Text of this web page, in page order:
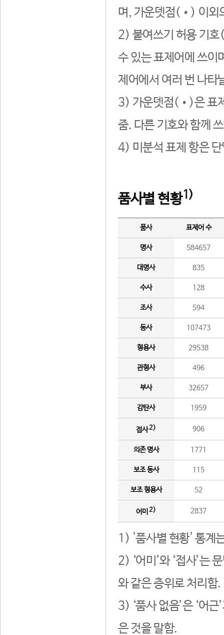
며, 가운뎃점(•) 이외
2) 붙여쓰기 허용 기호
수 있는 표제어에 쓰이
제어에서 여러 번 나타
3) 가운뎃점(•)은 표
줌. 다른 기호와 함께
4) 미분석 표제 항은
품사별 현황1)
품사 표제어 수
명사 584657
대명사 835
수사 128
조사 594
동사 107473
형용사 29538
관형사 496
부사 32657
감탄사 1959
접사2) 906
의존 명사 1771
보조 동사 115
보조 형용사 52
어미 2) 2837
1) '품사별 현황' 통계
2) ‘어미’와 ‘접사’는
와 같은 층위로 처리함.
3) ‘품사 없음’은 ‘어
은 것을 말함.